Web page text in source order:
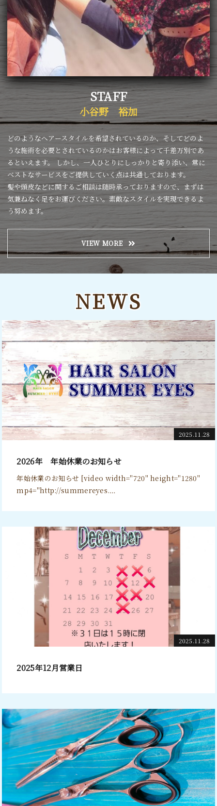
STAFF
小谷野 裕加
どのようなヘアースタイルを希望されているのか、そしてどのよ
うな施術を必要とされているのかはお客様によって千差万別であ
るといえます。 しかし、一人ひとりにしっかりと寄り添い、常に
ベストなサービスをご提供していく点は共通しております。
髪や頭皮などに関するご相談は随時承っておりますので、まずは
気兼ねなく足をお運びください。素敵なスタイルを実現できるよ
う努めます。
VIEW MORE
NEWS
2025.11.28
2026年 年始休業のお知らせ
年始休業のお知らせ [video width="720" height="1280"
mp4="http://summereyes.…
2025.11.28
2025年12月営業日